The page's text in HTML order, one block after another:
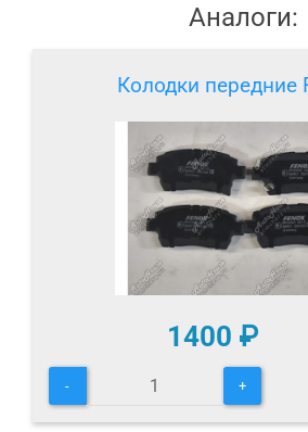
Аналоги:
Колодки передние
1400 ₽
- +